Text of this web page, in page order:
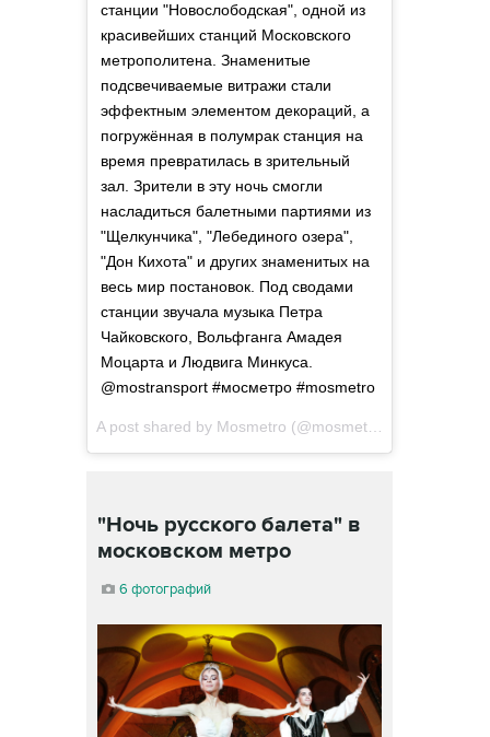
станции "Новослободская", одной из
красивейших станций Московского
метрополитена. Знаменитые
подсвечиваемые витражи стали
эффектным элементом декораций, а
погружённая в полумрак станция на
время превратилась в зрительный
зал. Зрители в эту ночь смогли
насладиться балетными партиями из
"Щелкунчика", "Лебединого озера",
"Дон Кихота" и других знаменитых на
весь мир постановок. Под сводами
станции звучала музыка Петра
Чайковского, Вольфганга Амадея
Моцарта и Людвига Минкуса.
@mostransport #мосметро #mosmetro
"Ночь русского балета" в
московском метро
6 фотографий